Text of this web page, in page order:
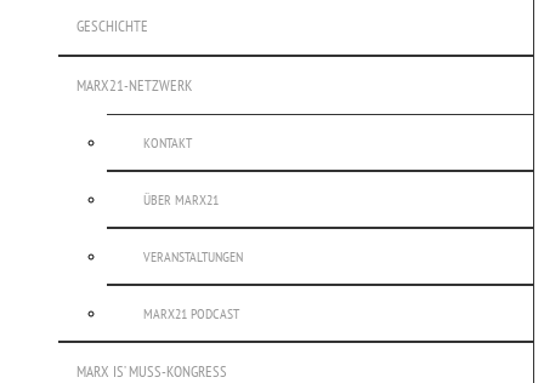
GESCHICHTE
MARX21-NETZWERK
KONTAKT
ÜBER MARX21
VERANSTALTUNGEN
MARX21 PODCAST
MARX IS’ MUSS-KONGRESS